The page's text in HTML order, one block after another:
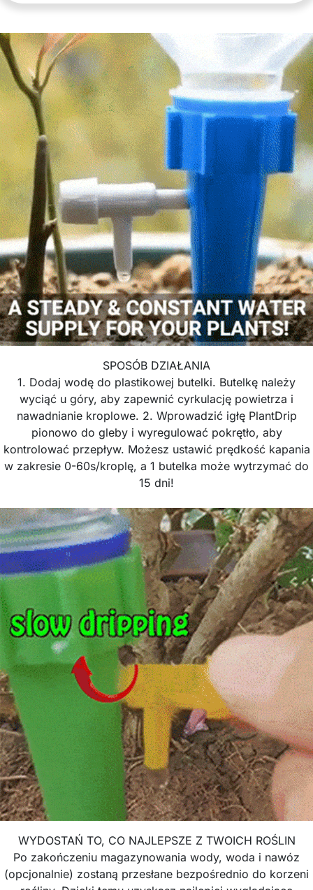
SPOSÓB DZIAŁANIA
1. Dodaj wodę do plastikowej butelki. Butelkę należy
wyciąć u góry, aby zapewnić cyrkulację powietrza i
nawadnianie kroplowe. 2. Wprowadzić igłę PlantDrip
pionowo do gleby i wyregulować pokrętło, aby
kontrolować przepływ. Możesz ustawić prędkość kapania
w zakresie 0-60s/kroplę, a 1 butelka może wytrzymać do
15 dni!
WYDOSTAŃ TO, CO NAJLEPSZE Z TWOICH ROŚLIN
Po zakończeniu magazynowania wody, woda i nawóz
(opcjonalnie) zostaną przesłane bezpośrednio do korzeni